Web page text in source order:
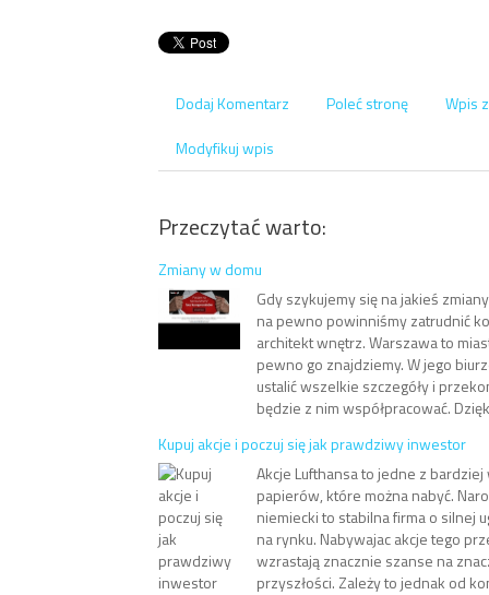
Dodaj Komentarz Poleć stronę
Wpis
Modyfikuj wpis
Przeczytać warto:
Zmiany w domu
Gdy szykujemy się na jakieś
na pewno powinniśmy zatrudnić
architekt wnętrz. Warszawa to
pewno go znajdziemy. W jego
ustalić wszelkie szczegóły i
będzie z nim współpracować.
Kupuj akcje i poczuj się jak prawdziwy inwestor
Akcje Lufthansa to jedne z
papierów, które można nabyć.
niemiecki to stabilna firma o silnej
na rynku. Nabywajac akcje tego
wzrastają znacznie szanse na
przyszłości. Zależy to jednak od